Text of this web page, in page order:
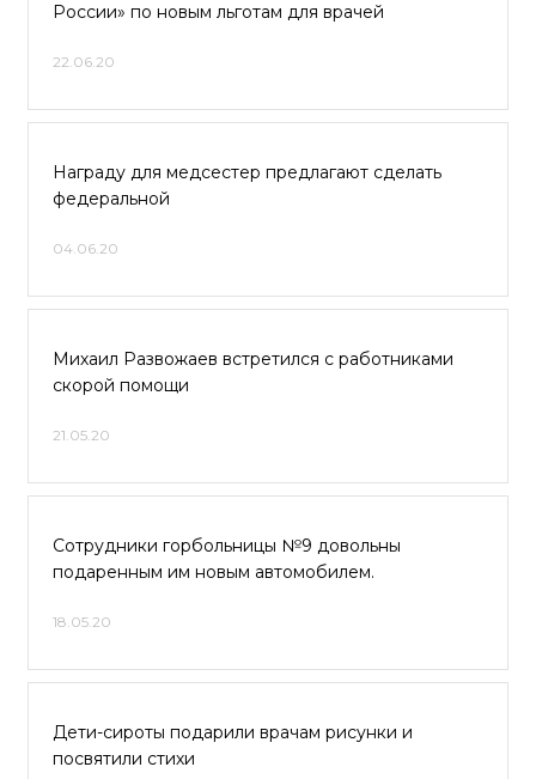
России» по новым льготам для врачей
22.06.20
Награду для медсестер предлагают сделать
федеральной
04.06.20
Михаил Развожаев встретился с работниками
скорой помощи
21.05.20
Сотрудники горбольницы №9 довольны
подаренным им новым автомобилем.
18.05.20
Дети-сироты подарили врачам рисунки и
посвятили стихи